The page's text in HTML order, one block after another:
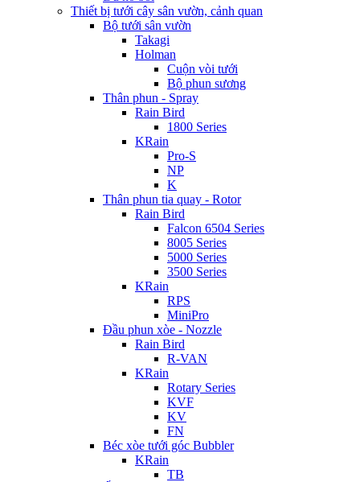
Thiết bị tưới cây sân vườn, cảnh quan
Bộ tưới sân vườn
Takagi
Holman
Cuộn vòi tưới
Bộ phun sương
Thân phun - Spray
Rain Bird
1800 Series
KRain
Pro-S
NP
K
Thân phun tia quay - Rotor
Rain Bird
Falcon 6504 Series
8005 Series
5000 Series
3500 Series
KRain
RPS
MiniPro
Đầu phun xòe - Nozzle
Rain Bird
R-VAN
KRain
Rotary Series
KVF
KV
FN
Béc xòe tưới góc Bubbler
KRain
TB